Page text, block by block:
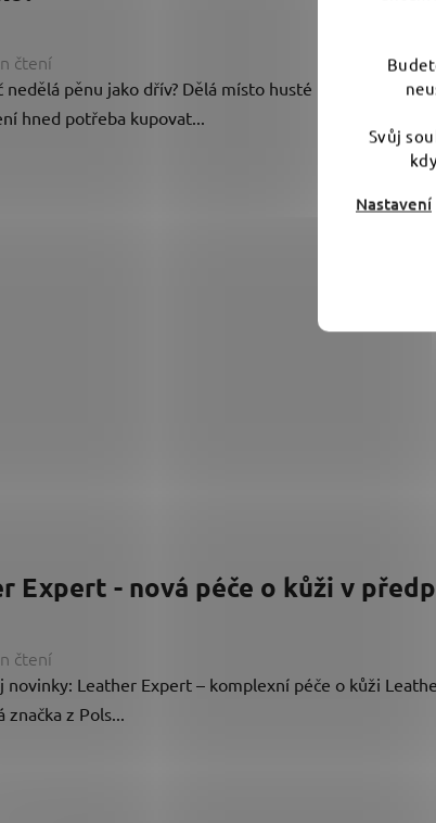
Svůj
Nastavení
čtení
nedělá pěnu jako dřív? Dělá místo husté pěny jen
hned potřeba kupovat...
Expert - nová péče o kůži v
čtení
novinky: Leather Expert – komplexní péče o kůži
z Pols...